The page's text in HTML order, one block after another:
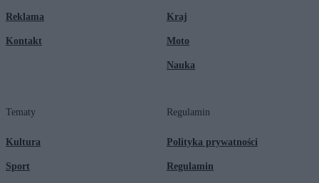
Reklama
Kontakt
Kraj
Moto
Nauka
Tematy
Kultura
Sport
Regulamin
Polityka prywatności
Regulamin